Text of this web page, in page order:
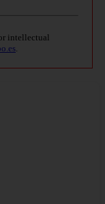
intellectual